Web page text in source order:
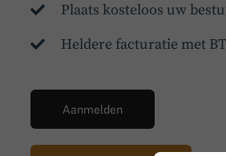
Plaats kosteloos uw
Heldere facturatie met
Aanmelden